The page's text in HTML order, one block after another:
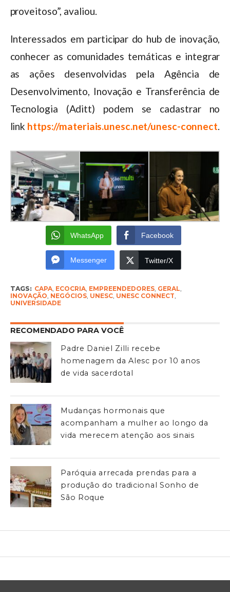
proveitoso”, avaliou.
Interessados em participar do hub de inovação,
conhecer as comunidades temáticas e integrar
as ações desenvolvidas pela Agência de
Desenvolvimento, Inovação e Transferência de
Tecnologia (Aditt) podem se cadastrar no
link https://materiais.unesc.net/unesc-connect.
WhatsApp Facebook
Messenger Twitter/X
TAGS: CAPA, ECOCRIA, EMPREENDEDORES, GERAL
INOVAÇÃO NEGÓCIOS, UNESC, UNESC CONNECT
UNIVERSIDADE
RECOMENDADO PARA VOCÊ
Padre Daniel Zilli recebe
homenagem da Alesc por 10 anos
de vida sacerdotal
Mudanças hormonais que
acompanham a mulher ao longo da
vida merecem atenção aos sinais
Paróquia arrecada prendas para a
produção do tradicional Sonho de
São Roque